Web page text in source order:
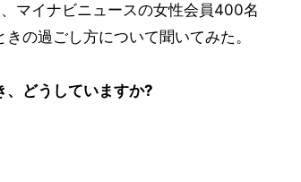
マイナビニュースの女性会員400名
の過ごし方について聞いてみた。
、どうしていますか?